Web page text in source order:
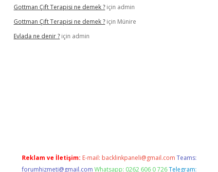
Gottman Çift Terapisi ne demek ? için admin
Gottman Çift Terapisi ne demek ? için Münire
Evlada ne denir ? için admin
Reklam ve İletişim: E-mail: backlinkpaneli@gmail.com Teams:
forumhizmeti@gmail.com Whatsapp: 0262 606 0 726 Telegram: